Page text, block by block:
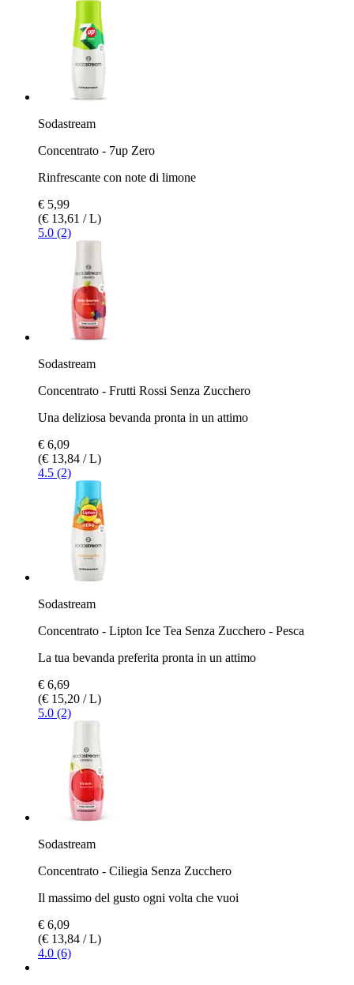
Sodastream
Concentrato - 7up Zero
Rinfrescante con note di limone
€ 5,99
(€ 13,61 / L)
5.0 (2)
Sodastream
Concentrato - Frutti Rossi Senza Zucchero
Una deliziosa bevanda pronta in un attimo
€ 6,09
(€ 13,84 / L)
4.5 (2)
Sodastream
Concentrato - Lipton Ice Tea Senza Zucchero - Pesca
La tua bevanda preferita pronta in un attimo
€ 6,69
(€ 15,20 / L)
5.0 (2)
Sodastream
Concentrato - Ciliegia Senza Zucchero
Il massimo del gusto ogni volta che vuoi
€ 6,09
(€ 13,84 / L)
4.0 (6)